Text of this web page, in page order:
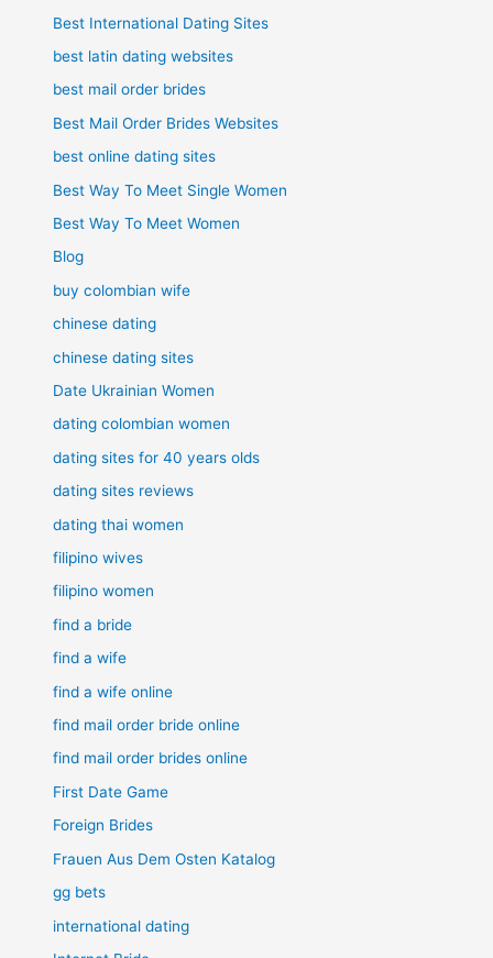
Best International Dating Sites
best latin dating websites
best mail order brides
Best Mail Order Brides Websites
best online dating sites
Best Way To Meet Single Women
Best Way To Meet Women
Blog
buy colombian wife
chinese dating
chinese dating sites
Date Ukrainian Women
dating colombian women
dating sites for 40 years olds
dating sites reviews
dating thai women
filipino wives
filipino women
find a bride
find a wife
find a wife online
find mail order bride online
find mail order brides online
First Date Game
Foreign Brides
Frauen Aus Dem Osten Katalog
gg bets
international dating